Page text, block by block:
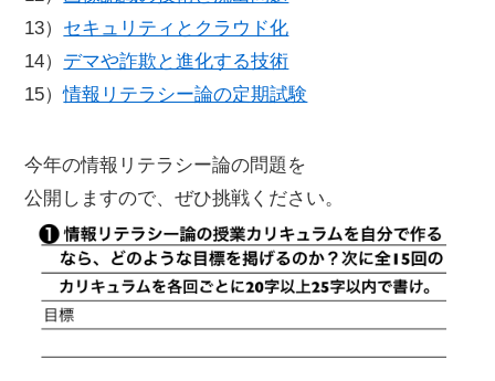
13） セキュリティとクラウド化
14） デマや詐欺と進化する技術
15）情報リテラシー論の定期試験
今年の情報リテラシー論の問題を
公開しますので、ぜひ挑戦ください。